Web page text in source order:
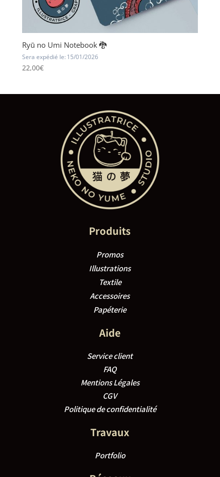
Ryū no Umi Notebook 🐉
Sera expédié le: 15/01/2026
22,00€
Produits
Promos
Illustrations
Textile
Accessoires
Papéterie
Aide
Service client
FAQ
Mentions Légales
CGV
Politique de confidentialité
Travaux
Portfolio